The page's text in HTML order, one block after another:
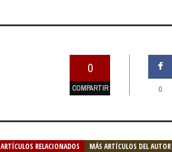
0
COMPARTIR 0
ARTÍCULOS RELACIONADOS MÁS ARTÍCULOS DEL AUTOR